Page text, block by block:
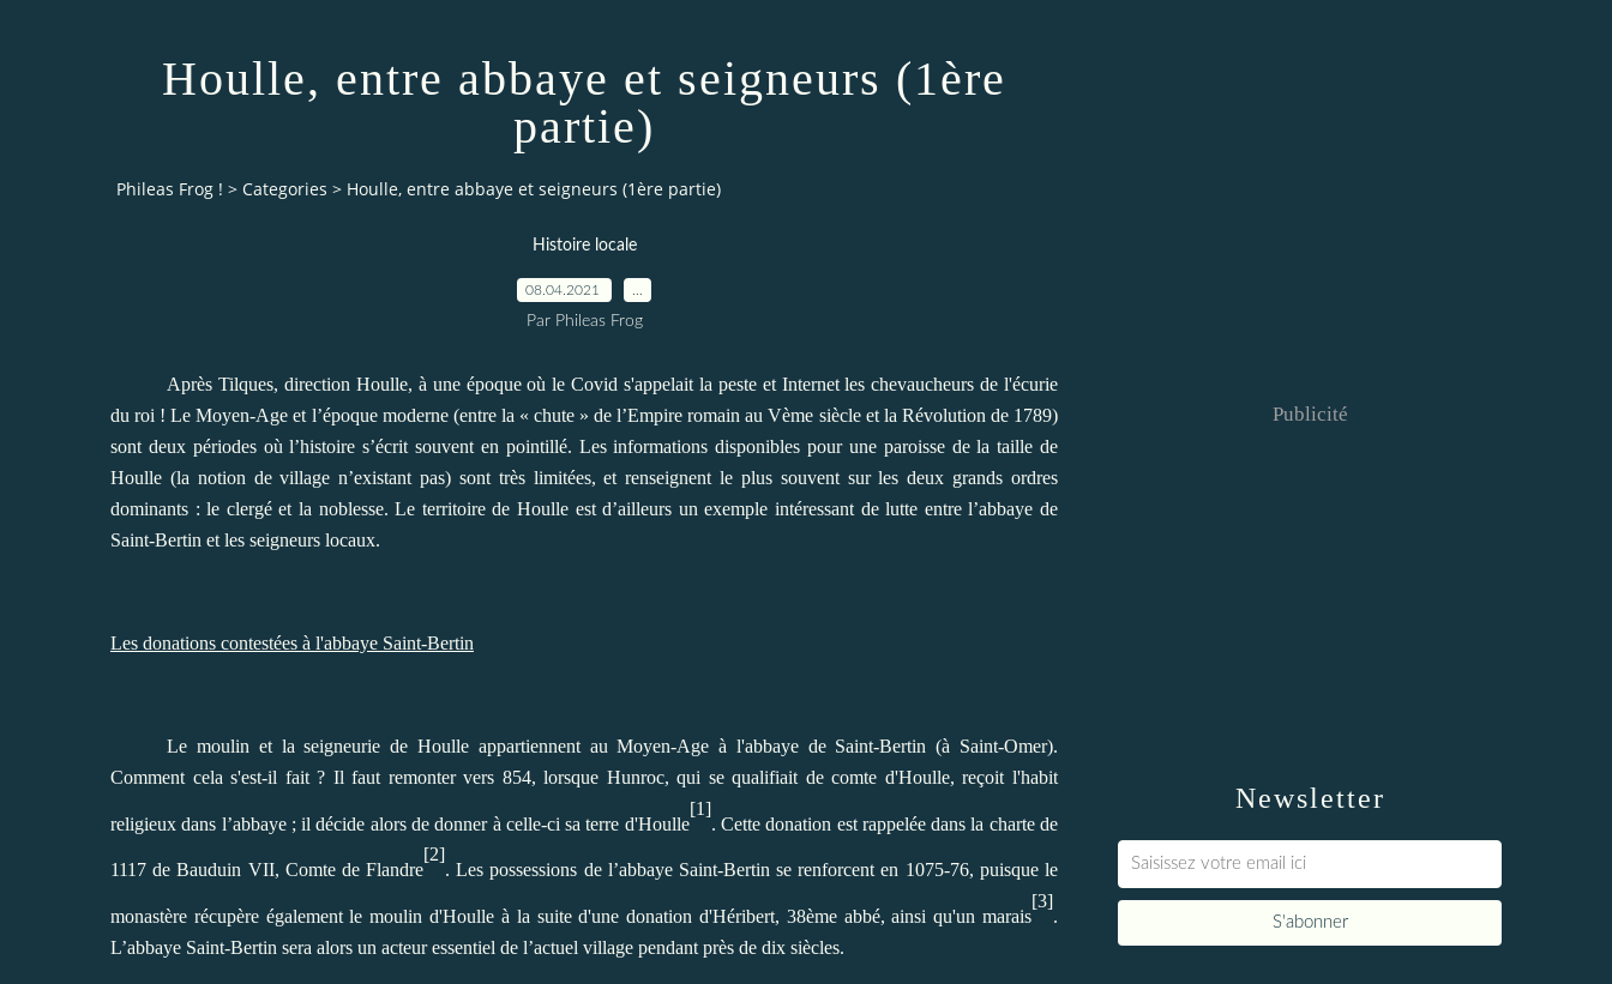
Houlle, entre abbaye et seigneurs (1ère
partie)
Phileas Frog ! > Categories > Houlle, entre abbaye et seigneurs (1ère partie)
Histoire locale
08.04.2021
Par Phileas Frog
Après Tilques, direction Houlle, à une époque où le Covid s'appelait la peste et Internet les chevaucheurs de l'écurie
du roi ! Le Moyen-Age et l’époque moderne (entre la « chute » de l’Empire romain au Vème siècle et la Révolution de 1789)
sont deux périodes où l’histoire s’écrit souvent en pointillé. Les informations disponibles pour une paroisse de la taille de
Houlle (la notion de village n’existant pas) sont très limitées, et renseignent le plus souvent sur les deux grands ordres
dominants : le clergé et la noblesse. Le territoire de Houlle est d’ailleurs un exemple intéressant de lutte entre l’abbaye de
Saint-Bertin et les seigneurs locaux.
Les donations contestées à l'abbaye Saint-Bertin
Le moulin et la seigneurie de Houlle appartiennent au Moyen-Age à l'abbaye de Saint-Bertin (à Saint-Omer).
Comment cela s'est-il fait ? Il faut remonter vers 854, lorsque Hunroc, qui se qualifiait de comte d'Houlle, reçoit l'habit
religieux dans l’abbaye ; il décide alors de donner à celle-ci sa terre d'Houlle
[1]
. Cette donation est rappelée dans la charte de
1117 de Bauduin VII, Comte de Flandre
[2]
. Les possessions de l’abbaye Saint-Bertin se renforcent en 1075-76, puisque le
monastère récupère également le moulin d'Houlle à la suite d'une donation d'Héribert, 38ème abbé, ainsi qu'un marais
[3]
.
L’abbaye Saint-Bertin sera alors un acteur essentiel de l’actuel village pendant près de dix siècles.
Newsletter
Publicité